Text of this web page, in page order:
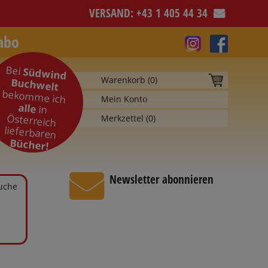
VERSAND: +43 1 405 44 34
BeiSüdwind
Buchwelt
bekomme ich
allein
Österreich
lieferbaren
Bücher!
Warenkorb (0)
Mein Konto
Merkzettel (0)
Newsletter abonnieren